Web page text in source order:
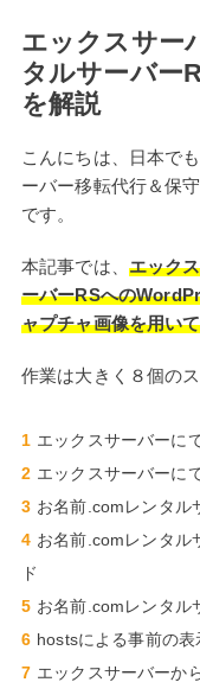
エックスサー
タルサーバー
を解説
こんにちは、日本で
ーバー移転代行＆保
です。
本記事では、 エック
ーバーRSへの
ャプチャ画像を用い
作業は大きく８個の
エックスサーバーに
エックスサーバーに
お名前.comレンタル
お名前.comレンタル
ド
お名前.comレンタル
hostsによる事前の
エックスサーバーか